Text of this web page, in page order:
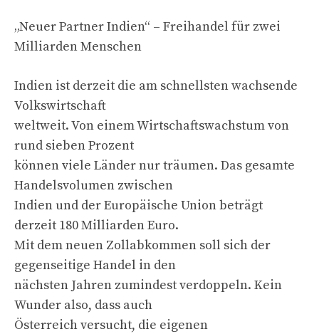
„Neuer Partner Indien“ – Freihandel für zwei
Milliarden Menschen
Indien ist derzeit die am schnellsten wachsende
Volkswirtschaft
weltweit. Von einem Wirtschaftswachstum von
rund sieben Prozent
können viele Länder nur träumen. Das gesamte
Handelsvolumen zwischen
Indien und der Europäische Union beträgt
derzeit 180 Milliarden Euro.
Mit dem neuen Zollabkommen soll sich der
gegenseitige Handel in den
nächsten Jahren zumindest verdoppeln. Kein
Wunder also, dass auch
Österreich versucht, die eigenen